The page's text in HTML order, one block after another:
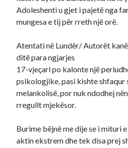
Adoleshenti u gjet i pajetë nga
mungesa e tij për rreth një orë.
Atentati në Lundër/ Autorët
ditë para ngjarjes
17-vjeçari po kalonte një
psikologjike, pasi kishte shfaqur
melankolisë, por nuk ndodhej
rregullt mjekësor.
Burime bëjnë me dije se i mituri
aktin ekstrem dhe tek disa prej